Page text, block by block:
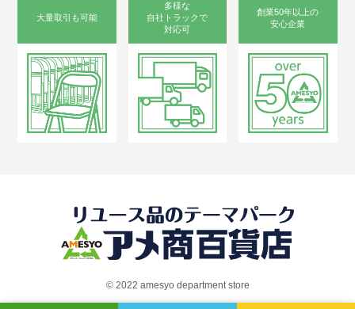
大量取引も可能
多様な
自社トラックで
対応可
創業50年以上の
安心企業
©︎ 2022 amesyo department store